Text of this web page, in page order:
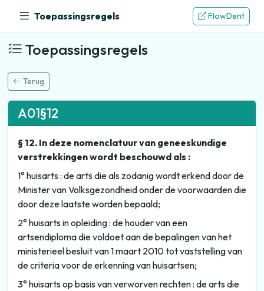
Toepassingsregels FlowDent
Toepassingsregels
Terug
A01§12
§ 12. In deze nomenclatuur van geneeskundige
verstrekkingen wordt beschouwd als :
1° huisarts : de arts die als zodanig wordt erkend door de
Minister van Volksgezondheid onder de voorwaarden die
door deze laatste worden bepaald;
2° huisarts in opleiding : de houder van een
artsendiploma die voldoet aan de bepalingen van het
ministerieel besluit van 1 maart 2010 tot vaststelling van
de criteria voor de erkenning van huisartsen;
3° huisarts op basis van verworven rechten : de arts die